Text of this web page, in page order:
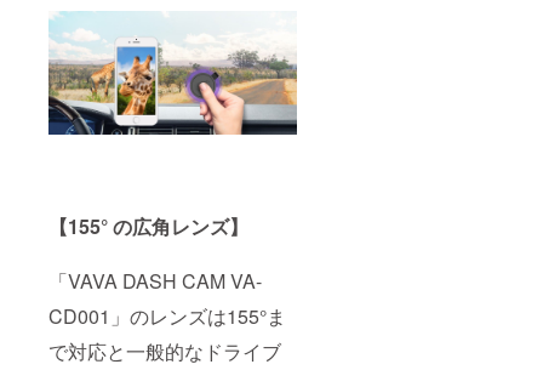
【155° の広角レンズ】
「VAVA DASH CAM VA-
CD001」のレンズは155°ま
で対応と一般的なドライブ